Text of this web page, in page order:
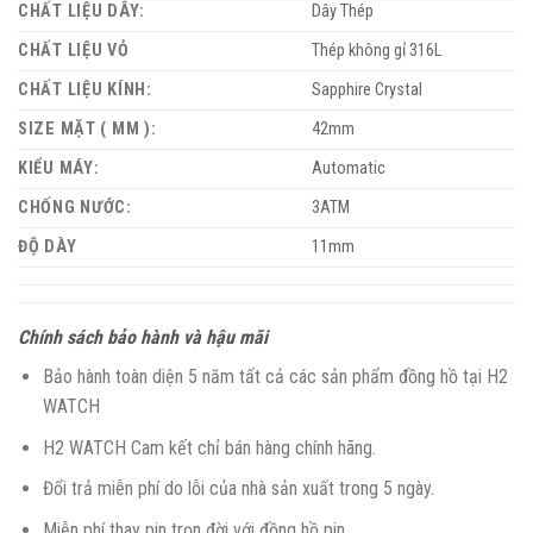
CHẤT LIỆU DÂY:
Dây Thép
CHẤT LIỆU VỎ
Thép không gỉ 316L
CHẤT LIỆU KÍNH:
Sapphire Crystal
SIZE MẶT ( MM ):
42mm
KIỂU MÁY:
Automatic
CHỐNG NƯỚC:
3ATM
ĐỘ DÀY
11mm
Chính sách bảo hành và hậu mãi
Bảo hành toàn diện 5 năm tất cả các sản phẩm đồng hồ tại H2
WATCH
H2 WATCH Cam kết chỉ bán hàng chính hãng.
Đổi trả miễn phí do lỗi của nhà sản xuất trong 5 ngày.